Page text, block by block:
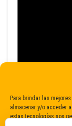
Para brindar las
almacenar y/o acceder
estas tecnologías nos